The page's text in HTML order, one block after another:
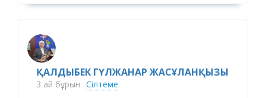
ҚАЛДЫБЕК ГҮЛЖАНАР ЖАСҰЛАНҚЫЗЫ
3 ай бұрын Сілтеме